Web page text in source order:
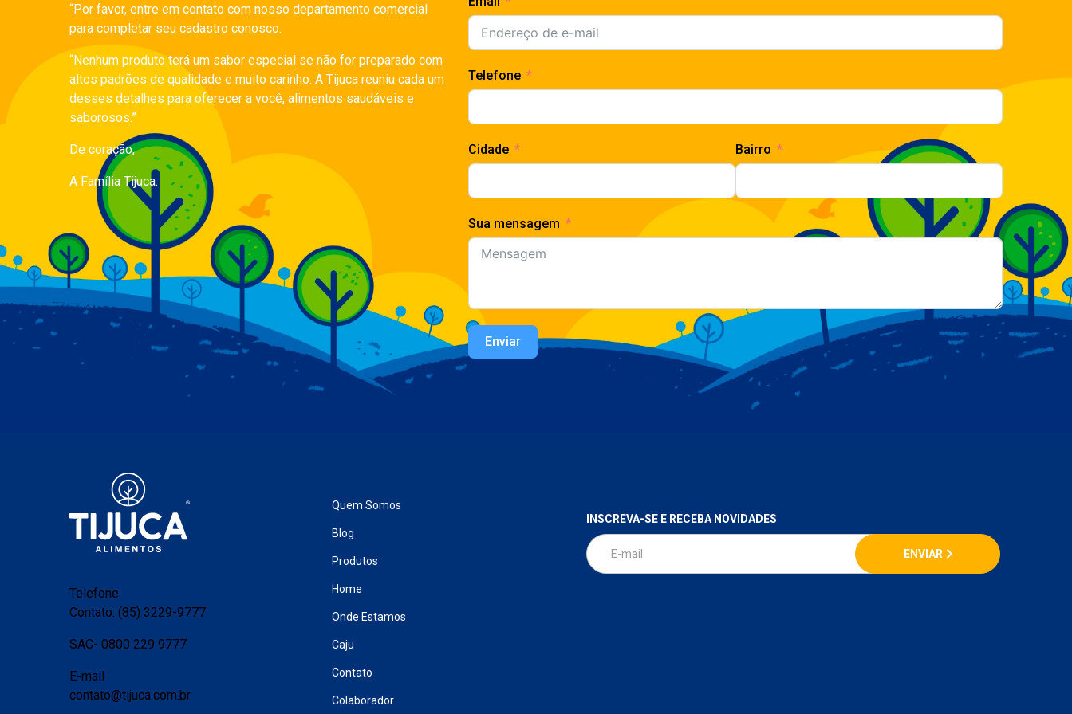
“Por favor, entre em contato com nosso departamento comercial
para completar seu cadastro conosco.
“Nenhum produto terá um sabor especial se não for preparado com
altos padrões de qualidade e muito carinho. A Tijuca reuniu cada um
desses detalhes para oferecer a você, alimentos saudáveis e
saborosos.”
De coração,
A Família Tijuca.
Telefone
Cidade Bairro
Sua mensagem
Enviar
Telefone
Contato: (85) 3229-9777
SAC- 0800 229 9777
E-mail
contato@tijuca.com.br
Quem Somos
Blog
Produtos
Home
Onde Estamos
Caju
Contato
Colaborador
INSCREVA-SE E RECEBA NOVIDADES